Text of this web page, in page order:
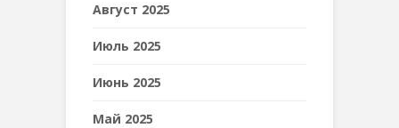
Август 2025
Июль 2025
Июнь 2025
Май 2025